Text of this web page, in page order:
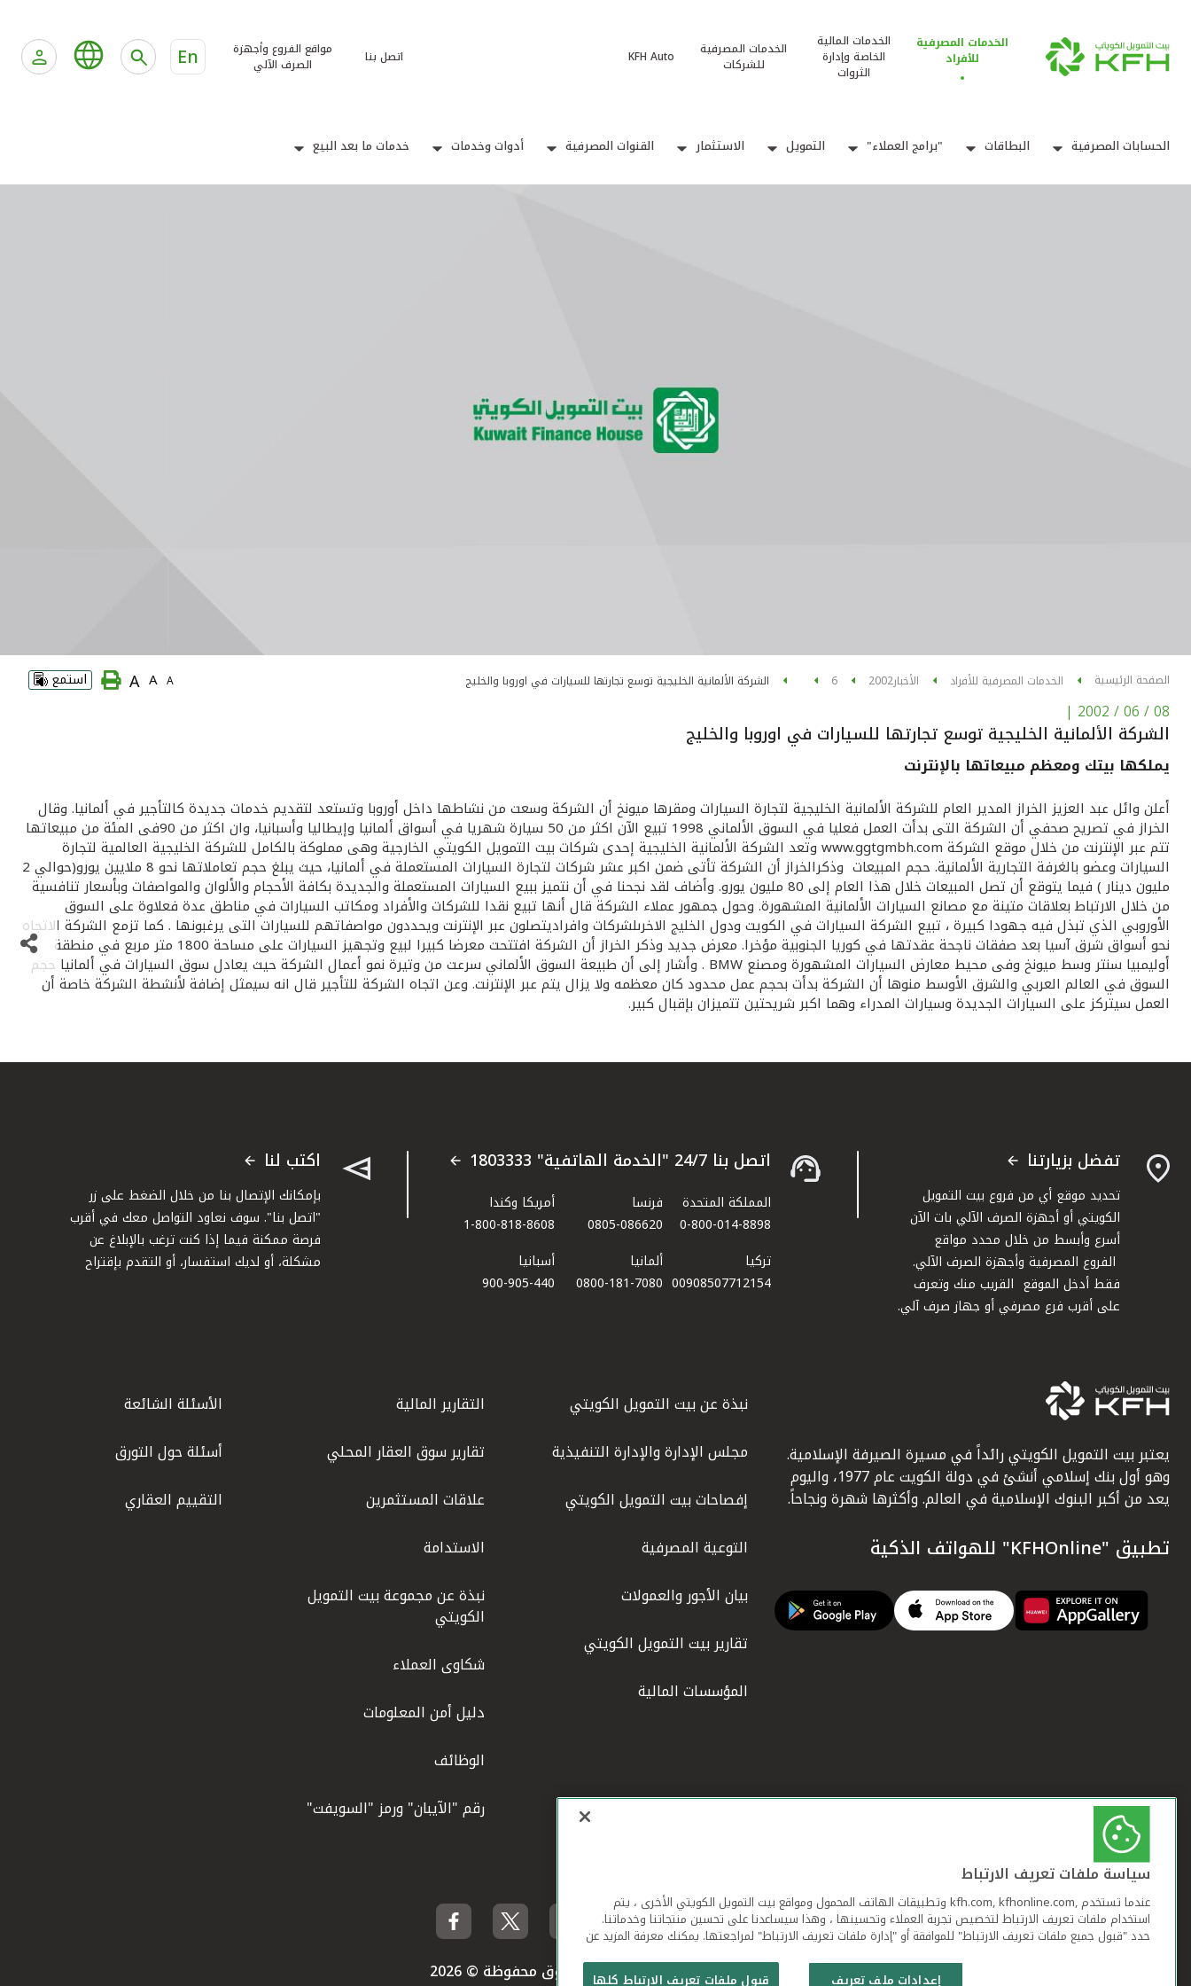
الخدمات المصرفية
للأفراد
الخدمات المالية
الخاصة وإدارة
الثروات
الخدمات المصرفية
للشركات
KFH Auto اتصل بنا
مواقع الفروع وأجهزة
الصرف الآلي
En
الحسابات المصرفية البطاقات "برامج العملاء" التمويل الاستثمار القنوات المصرفية أدوات وخدمات خدمات ما بعد البيع
الصفحة الرئيسية الخدمات المصرفية للأفراد الأخبار2002
6 الشركة الألمانية الخليجية توسع تجارتها للسيارات في اوروبا والخليج A
A
A استمع
08 / 06 / 2002
|
الشركة الألمانية الخليجية توسع تجارتها للسيارات في اوروبا والخليج
يملكها بيتك ومعظم مبيعاتها بالإنترنت
أعلن وائل عبد العزيز الخراز المدير العام للشركة الألمانية الخليجية لتجارة السيارات ومقرها ميونخ أن الشركة وسعت من نشاطها داخل أوروبا وتستعد لتقديم خدمات جديدة كالتأجير في ألمانيا. وقال
الخراز في تصريح صحفي أن الشركة التى بدأت العمل فعليا في السوق الألماني 1998 تبيع الآن اكثر من 50 سيارة شهريا في أسواق ألمانيا وإيطاليا وأسبانيا، وان اكثر من 90فى المئة من مبيعاتها
تتم عبر الإنترنت من خلال موقع الشركة www.ggtgmbh.com وتعد الشركة الألمانية الخليجية إحدى شركات بيت التمويل الكويتي الخارجية وهى مملوكة بالكامل للشركة الخليجية العالمية لتجارة
السيارات وعضو بالغرفة التجارية الألمانية. حجم المبيعات وذكرالخراز أن الشركة تأتى ضمن اكبر عشر شركات لتجارة السيارات المستعملة في ألمانيا، حيث يبلغ حجم تعاملاتها نحو 8 ملايين يورو(حوالي 2
مليون دينار ) فيما يتوقع أن تصل المبيعات خلال هذا العام إلى 80 مليون يورو. وأضاف لقد نجحنا في أن نتميز ببيع السيارات المستعملة والجديدة بكافة الأحجام والألوان والمواصفات وبأسعار تنافسية
من خلال الارتباط بعلاقات متينة مع مصانع السيارات الألمانية المشهورة. وحول جمهور عملاء الشركة قال أنها تبيع نقدا للشركات والأفراد ومكاتب السيارات في مناطق عدة فعلاوة على السوق
الأوروبي الذي تبذل فيه جهودا كبيرة ، تبيع الشركة السيارات في الكويت ودول الخليج الاخرىلشركات وافراديتصلون عبر الإنترنت ويحددون مواصفاتهم للسيارات التى يرغبونها . كما تزمع الشركة الاتجاه
نحو أسواق شرق آسيا بعد صفقات ناجحة عقدتها في كوريا الجنوبية مؤخرا. معرض جديد وذكر الخراز أن الشركة افتتحت معرضا كبيرا لبيع وتجهيز السيارات على مساحة 1800 متر مربع في منطقة
أوليمبيا سنتر وسط ميونخ وفى محيط معارض السيارات المشهورة ومصنع BMW . وأشار إلى أن طبيعة السوق الألماني سرعت من وتيرة نمو أعمال الشركة حيث يعادل سوق السيارات في ألمانيا حجم
السوق في العالم العربي والشرق الأوسط منوها أن الشركة بدأت بحجم عمل محدود كان معظمه ولا يزال يتم عبر الإنترنت. وعن اتجاه الشركة للتأجير قال انه سيمثل إضافة لأنشطة الشركة خاصة أن
العمل سيتركز على السيارات الجديدة وسيارات المدراء وهما اكبر شريحتين تتميزان بإقبال كبير.
تفضل بزيارتنا
تحديد موقع أي من فروع بيت التمويل
الكويتي أو أجهزة الصرف الآلي بات الآن
أسرع وأبسط من خلال محدد مواقع
الفروع المصرفية وأجهزة الصرف الآلي.
فقط أدخل الموقع القريب منك وتعرف
على أقرب فرع مصرفي أو جهاز صرف آلي.
اتصل بنا 24/7 "الخدمة الهاتفية" 1803333
المملكة المتحدة
0-800-014-8898
فرنسا
0805-086620
أمريكا وكندا
1-800-818-8608
تركيا
00908507712154​
ألمانيا
0800-181-7080
أسبانيا
900-905-440
اكتب لنا
بإمكانك الإتصال بنا من خلال الضغط على زر
"اتصل بنا". سوف نعاود التواصل معك في أقرب
فرصة ممكنة فيما إذا كنت ترغب بالإبلاغ عن
مشكلة، أو لديك استفسار، أو التقدم بإقتراح
يعتبر بيت التمويل الكويتي رائداً في مسيرة الصيرفة الإسلامية.
وهو أول بنك إسلامي أنشئ في دولة الكويت عام 1977، واليوم
يعد من أكبر البنوك الإسلامية في العالم. وأكثرها شهرة ونجاحاً.
تطبيق "KFHOnline" للهواتف الذكية
نبذة عن بيت التمويل الكويتي
مجلس الإدارة والإدارة التنفيذية
إفصاحات بيت التمويل الكويتي
التوعية المصرفية
بيان الأجور والعمولات
تقارير بيت التمويل الكويتي
المؤسسات المالية
التقارير المالية
تقارير سوق العقار المحلي
علاقات المستثمرين
الاستدامة
نبذة عن مجموعة بيت التمويل
الكويتي
شكاوى العملاء
دليل أمن المعلومات
الوظائف
رقم "الآيبان" ورمز "السويفت"
الأسئلة الشائعة
أسئلة حول التورق
التقييم العقاري
بيت التمويل الكويتي جميع الحقوق محفوظة © 2026
سياسة ملفات تعريف الارتباط
عندما تستخدم ,kfh.com, kfhonline.com وتطبيقات الهاتف المحمول ومواقع بيت التمويل الكويتي الأخرى ، يتم
استخدام ملفات تعريف الارتباط لتخصيص تجربة العملاء وتحسينها ، وهذا سيساعدنا على تحسين منتجاتنا وخدماتنا.
حدد "قبول جميع ملفات تعريف الارتباط" للموافقة أو "إدارة ملفات تعريف الارتباط" لمراجعتها. يمكنك معرفة المزيد عن
قبول ملفات تعريف الارتباط كلها
إعدادات ملف تعريف